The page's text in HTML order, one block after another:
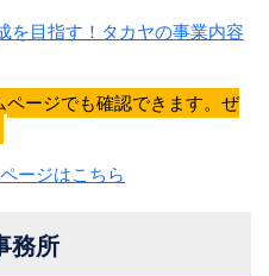
を目指す！タカヤの事業内容
ージでも確認できます。ぜ
ージはこちら
務所